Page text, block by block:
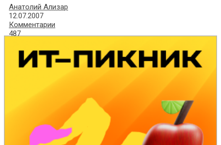
Анатолий Ализар
12.07.2007
Комментарии
487